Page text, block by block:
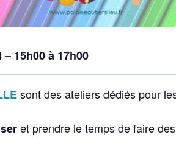
15h00 à 17h00
sont des ateliers dédiés pour
et prendre le temps de faire